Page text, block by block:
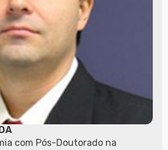
com Pós-Doutorado na